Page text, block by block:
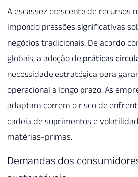
A escassez crescente de recursos
impondo pressões significativas
negócios tradicionais. De acordo
globais, a adoção de práticas
necessidade estratégica para
operacional a longo prazo. As
adaptam correm o risco de
cadeia de suprimentos e
matérias-primas.
Demandas dos